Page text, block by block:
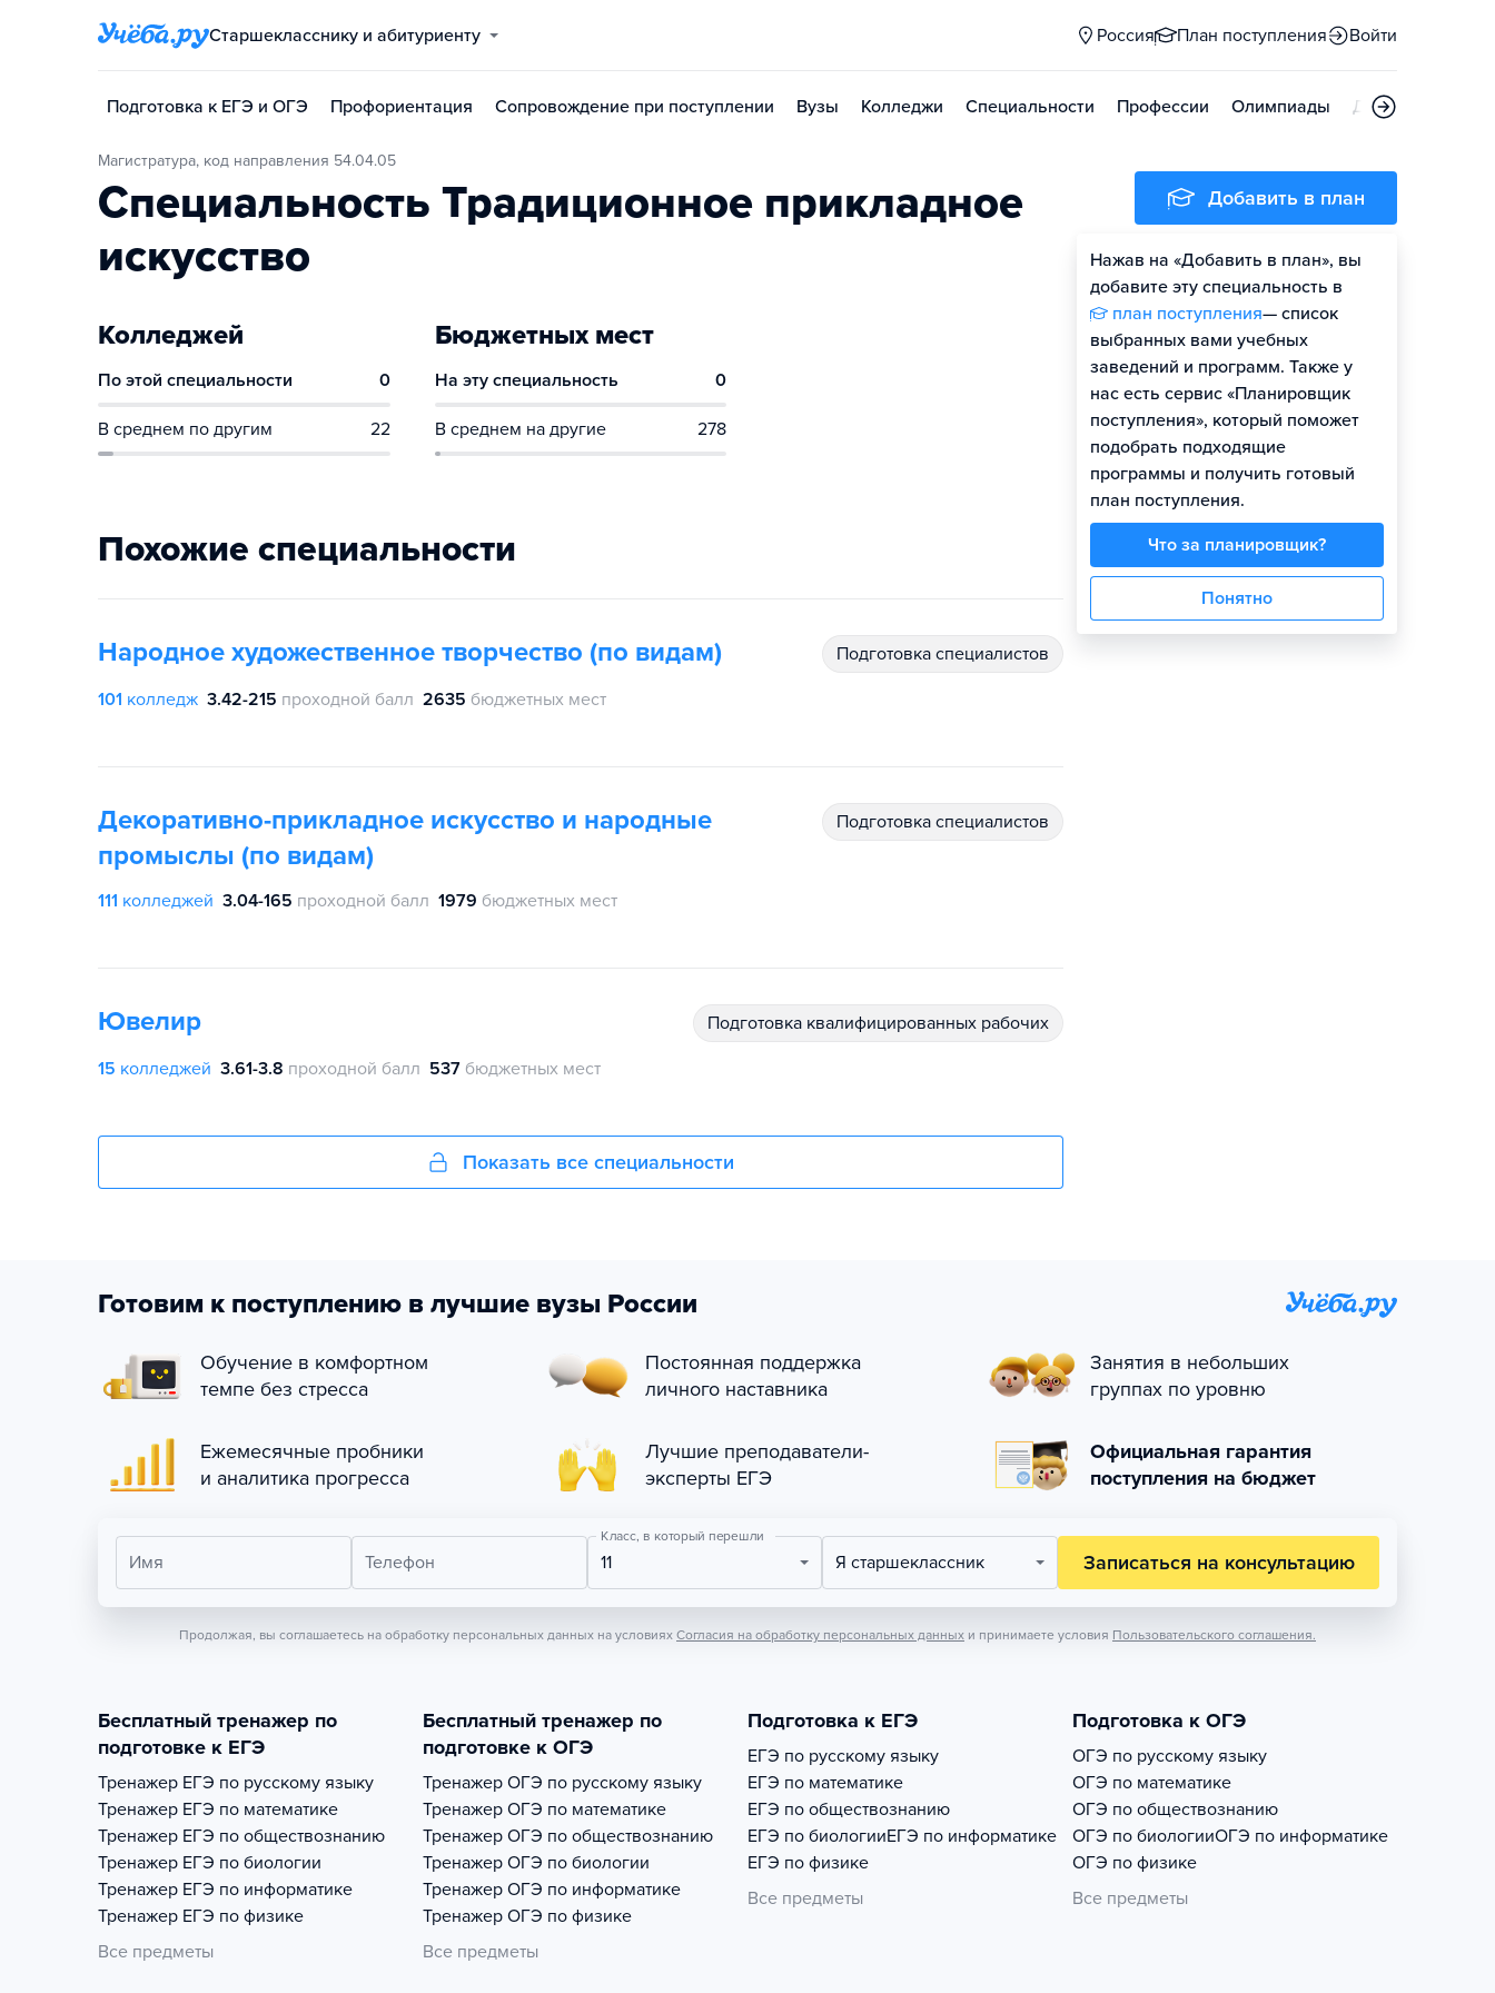
Старшекласснику и абитуриенту Россия План поступления Войти
Подготовка к ЕГЭ и ОГЭ Профориентация Сопровождение при поступлении Вузы Колледжи Специальности Профессии Олимпиады Дни открытых
Магистратура, код направления 54.04.05
Специальность Традиционное прикладное
искусство
Колледжей
По этой специальности 0
В среднем по другим 22
Бюджетных мест
На эту специальность 0
В среднем на другие 278
Похожие специальности
Народное художественное творчество (по видам) подготовка специалистов
101 колледж 3.42-215 проходной балл 2635 бюджетных мест
Декоративно-прикладное искусство и народные
промыслы (по видам)
подготовка специалистов
111 колледжей 3.04-165 проходной балл 1979 бюджетных мест
Ювелир подготовка квалифицированных рабочих
15 колледжей 3.61-3.8 проходной балл 537 бюджетных мест
Показать все специальности
Добавить в план
Нажав на «Добавить в план», вы
добавите эту специальность в
план поступления— список
выбранных вами учебных
заведений и программ. Также у
нас есть сервис «Планировщик
поступления», который поможет
подобрать подходящие
программы и получить готовый
план поступления.
Что за планировщик?
Понятно
Готовим к поступлению в лучшие вузы России
Обучение в комфортном
темпе без стресса
Постоянная поддержка
личного наставника
Занятия в небольших
группах по уровню
Ежемесячные пробники
и аналитика прогресса
Лучшие преподаватели-
эксперты ЕГЭ
Официальная гарантия
поступления на бюджет
Имя Телефон
Класс, в который перешли
11 Я старшеклассник Записаться на консультацию
Продолжая, вы соглашаетесь на обработку персональных данных на условиях Согласия на обработку персональных данных и принимаете условия Пользовательского соглашения.
Бесплатный тренажер по
подготовке к ЕГЭ
Тренажер ЕГЭ по русскому языку
Тренажер ЕГЭ по математике
Тренажер ЕГЭ по обществознанию
Тренажер ЕГЭ по биологии
Тренажер ЕГЭ по информатике
Тренажер ЕГЭ по физике
Все предметы
Бесплатный тренажер по
подготовке к ОГЭ
Тренажер ОГЭ по русскому языку
Тренажер ОГЭ по математике
Тренажер ОГЭ по обществознанию
Тренажер ОГЭ по биологии
Тренажер ОГЭ по информатике
Тренажер ОГЭ по физике
Все предметы
Подготовка к ЕГЭ
ЕГЭ по русскому языку
ЕГЭ по математике
ЕГЭ по обществознанию
ЕГЭ по биологииЕГЭ по информатике
ЕГЭ по физике
Все предметы
Подготовка к ОГЭ
ОГЭ по русскому языку
ОГЭ по математике
ОГЭ по обществознанию
ОГЭ по биологииОГЭ по информатике
ОГЭ по физике
Все предметы